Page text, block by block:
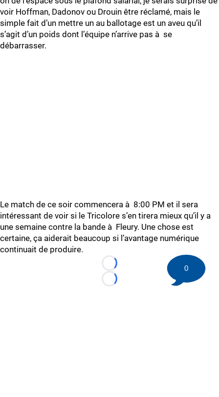
voir Hoffman, Dadonov ou Drouin être réclamé, mais le
simple fait d’un mettre un au ballotage est un aveu qu’il
s’agit d’un poids dont l’équipe n’arrive pas à se
débarrasser.
Le match de ce soir commencera à 8:00 PM et il sera
intéressant de voir si le Tricolore s’en tirera mieux qu’il y a
une semaine contre la bande à Fleury. Une chose est
certaine, ça aiderait beaucoup si l’avantage numérique
continuait de produire.
Loading...
Loading...
0